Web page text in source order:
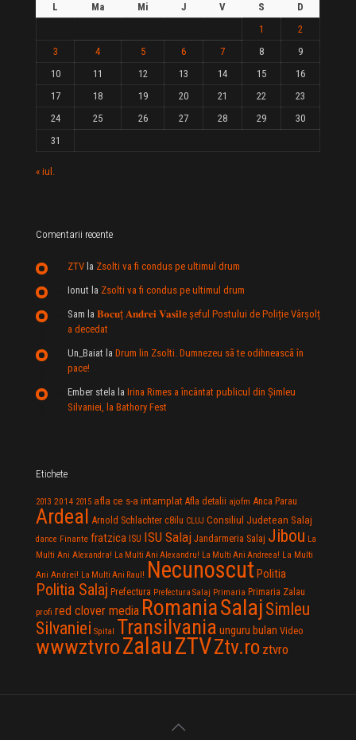
L Ma Mi J V S
D
1
2
3
4 5 6 7 8
9
10
11 12 13 14 15
16
17
18 19 20 21 22
23
24
25 26 27 28 29
30
31
« iul.
Comentarii recente
ZTV la Zsolti va fi condus pe ultimul drum
Ionut la Zsolti va fi condus pe ultimul drum
Sam la 𝐁𝐨𝐜𝐮ț 𝐀𝐧𝐝𝐫𝐞𝐢 𝐕𝐚𝐬𝐢𝐥e şeful Postului de Poliție Vârșolț
a decedat
Un_Baiat la Drum lin Zsolti. Dumnezeu sã te odihneascã în
pace!
Ember stela la Irina Rimes a încântat publicul din Şimleu
Silvaniei, la Bathory Fest
Etichete
2013 2014 2015 afla ce s-a intamplat Afla detalii ajofm Anca Parau
Ardeal Arnold Schlachter c8ilu CLUJ Consiliul Judetean Salaj
dance Finante fratzica ISU ISU Salaj Jandarmeria Salaj Jibou La
Multi Ani Alexandra! La Multi Ani Alexandru! La Multi Ani Andreea! La Multi
Ani Andrei! La Multi Ani Raul! Necunoscut Politia
Politia Salaj Prefectura Prefectura Salaj Primaria Primaria Zalau
profi red clover media RomaniaSalaj Simleu
Silvaniei Spital Transilvania unguru bulan Video
wwwztvroZalauZTVZtv.ro ztvro